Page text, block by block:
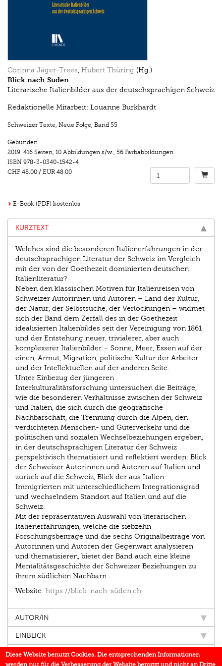
Corinna Jäger-Trees, Hubert Thüring (Hg.)
Blick nach Süden
Literarische Italienbilder aus der deutschsprachigen Schweiz
Redaktionelle Mitarbeit: Louanne Burkhardt
Schweizer Texte, Neue Folge, Band 55
Gebunden
2019. 416 Seiten, 10 Abbildungen s/w., 56 Farbabbildungen
ISBN 978-3-0340-1542-4
CHF 48.00 / EUR 48.00
E-Book (PDF) kostenlos
KURZTEXT
Welches sind die besonderen Italienerfahrungen in der
deutsch­sprachigen Literatur der Schweiz im Vergleich
mit der von der Goethezeit dominierten deutschen
Italienliteratur?
Neben den klassischen Motiven für Italienreisen von
Schweizer Autorinnen und Autoren – Land der Kultur,
der Natur, der Selbstsuche, der Verlockungen – widmet
sich der Band dem Zerfall des in der Goethezeit
idealisierten Italienbildes seit der Vereinigung von 1861
und der Entstehung neuer, trivialerer, aber auch
komplexerer Italienbilder – Sonne, Meer, Essen auf der
einen, Armut, Migration, politische Kultur der Arbeiter
und der Intellektuellen auf der anderen Seite.
Unter Einbezug der jüngeren
Interkulturalitätsforschung untersuchen die Beiträge,
wie die besonderen Verhältnisse zwischen der Schweiz
und Italien, die sich durch die geografische
Nachbarschaft, die Trennung durch die Alpen, den
verdichteten Menschen- und Güterverkehr und die
politischen und sozialen Wechselbeziehungen ergeben,
in der deutschsprachigen Literatur der Schweiz
perspektivisch thematisiert und reflektiert werden: Blick
der Schweizer Autorinnen und Autoren auf Italien und
zurück auf die Schweiz, Blick der aus Italien
Immigrierten mit unterschiedlichem Integrationsgrad
und wechselndem Standort auf Italien und auf die
Schweiz.
Mit der repräsentativen Auswahl von literarischen
Italienerfahrungen, welche die siebzehn
Forschungsbeiträge und die sechs Originalbeiträge von
Autorinnen und Autoren der Gegenwart analysieren
und thematisieren, bietet der Band auch eine kleine
Mentalitäts­geschichte der Schweizer Beziehungen zu
ihrem südlichen Nachbarn.
Website: https://blick-nach-süden.ch
AUTOR/IN
EINBLICK
IN DEN MEDIEN
Diese Website benutzt Cookies. Die entsprechenden Informationen
werden nur für die Verbesserung der Website benutzt und nicht an Dritte